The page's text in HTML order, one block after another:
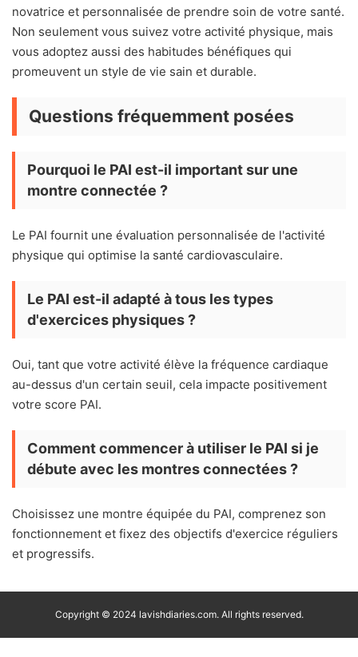
novatrice et personnalisée de prendre soin de votre santé.
Non seulement vous suivez votre activité physique, mais
vous adoptez aussi des habitudes bénéfiques qui
promeuvent un style de vie sain et durable.
Questions fréquemment posées
Pourquoi le PAI est-il important sur une
montre connectée ?
Le PAI fournit une évaluation personnalisée de l'activité
physique qui optimise la santé cardiovasculaire.
Le PAI est-il adapté à tous les types
d'exercices physiques ?
Oui, tant que votre activité élève la fréquence cardiaque
au-dessus d'un certain seuil, cela impacte positivement
votre score PAI.
Comment commencer à utiliser le PAI si je
débute avec les montres connectées ?
Choisissez une montre équipée du PAI, comprenez son
fonctionnement et fixez des objectifs d'exercice réguliers
et progressifs.
Copyright © 2024 lavishdiaries.com. All rights reserved.